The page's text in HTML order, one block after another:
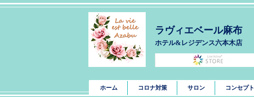
ラヴィエベール麻布
​ホテル&レジデンス六本木店
ホーム コロナ対策 サロン コンセプト